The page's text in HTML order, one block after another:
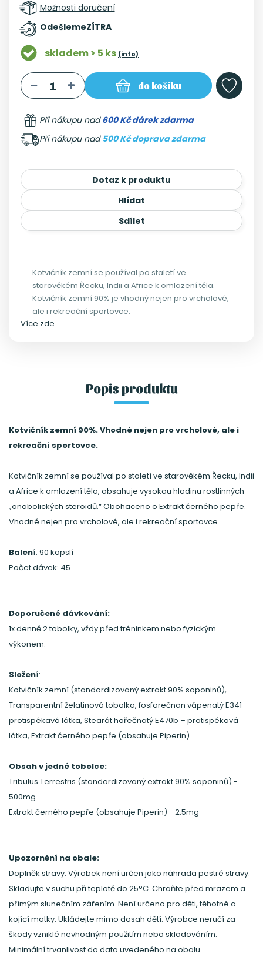
Možnosti doručení
OdešlemeZÍTRA
skladem > 5 ks (info)
do košíku
Při nákupu nad600 Kč dárek zdarma
Při nákupu nad 500 Kč doprava zdarma
Dotaz k produktu
Hlídat
Sdílet
Kotvičník zemní se používal po staletí ve
starověkém Řecku, Indii a Africe k omlazení těla.
Kotvičník zemní 90% je vhodný nejen pro vrcholové,
ale i rekreační sportovce.
Více zde
Popis produktu
Kotvičník zemní 90%. Vhodné nejen pro vrcholové, ale i
rekreační sportovce.
Kotvičník zemní se používal po staletí ve starověkém Řecku, Indii
a Africe k omlazení těla, obsahuje vysokou hladinu rostlinných
„anabolických steroidů.“ Obohaceno o Extrakt černého pepře.
Vhodné nejen pro vrcholové, ale i rekreační sportovce.
Balení: 90 kapslí
Počet dávek: 45
Doporučené dávkování:
1x denně 2 tobolky, vždy před tréninkem nebo fyzickým
výkonem.
Složení:
Kotvičník zemní (standardizovaný extrakt 90% saponinů),
Transparentní želatinová tobolka, fosforečnan vápenatý E341 –
protispékavá látka, Stearát hořečnatý E470b – protispékavá
látka, Extrakt černého pepře (obsahuje Piperin).
Obsah v jedné tobolce:
Tribulus Terrestris (standardizovaný extrakt 90% saponinů) -
500mg
Extrakt černého pepře (obsahuje Piperin) - 2.5mg
Upozornění na obale:
Doplněk stravy. Výrobek není určen jako náhrada pestré stravy.
Skladujte v suchu při teplotě do 25°C. Chraňte před mrazem a
přímým slunečním zářením. Není určeno pro děti, těhotné a
kojící matky. Ukládejte mimo dosah dětí. Výrobce neručí za
škody vzniklé nevhodným použitím nebo skladováním.
Minimální trvanlivost do data uvedeného na obalu